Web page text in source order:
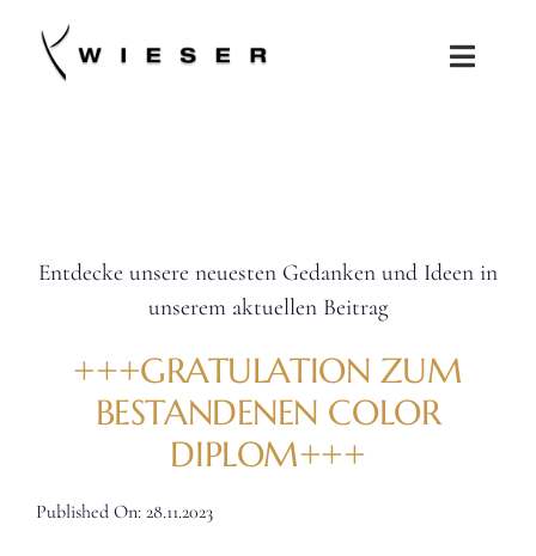
Inhalt
springen
Toggle
JOBS
SHOP
Entdecke unsere neuesten Gedanken und Ideen in
unserem aktuellen Beitrag
+++GRATULATION ZUM
BESTANDENEN COLOR
DIPLOM+++
Published On: 28.11.2023